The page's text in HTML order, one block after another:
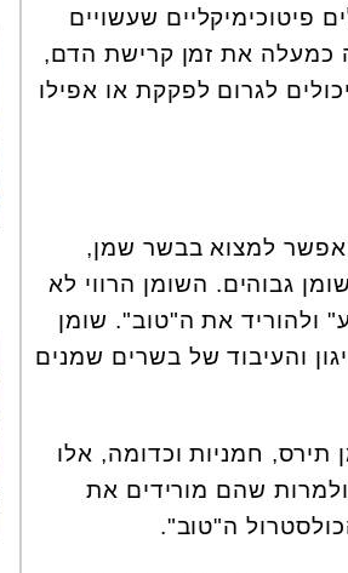
פיטוכימיקליים שעשויים
הלב ובמניעת סרטן, ואילו אומגה 3 הוכחה כמעלה את זמן קרישת הדם,
לגרום לפקקת או אפילו
אפשר למצוא בבשר שמן,
גבוהים. השומן הרווי לא
ולהוריד את ה"טוב". שומן
והעיבוד של בשרים שמנים
חמניות וכדומה, אלו
שהם מורידים את
ה"טוב".